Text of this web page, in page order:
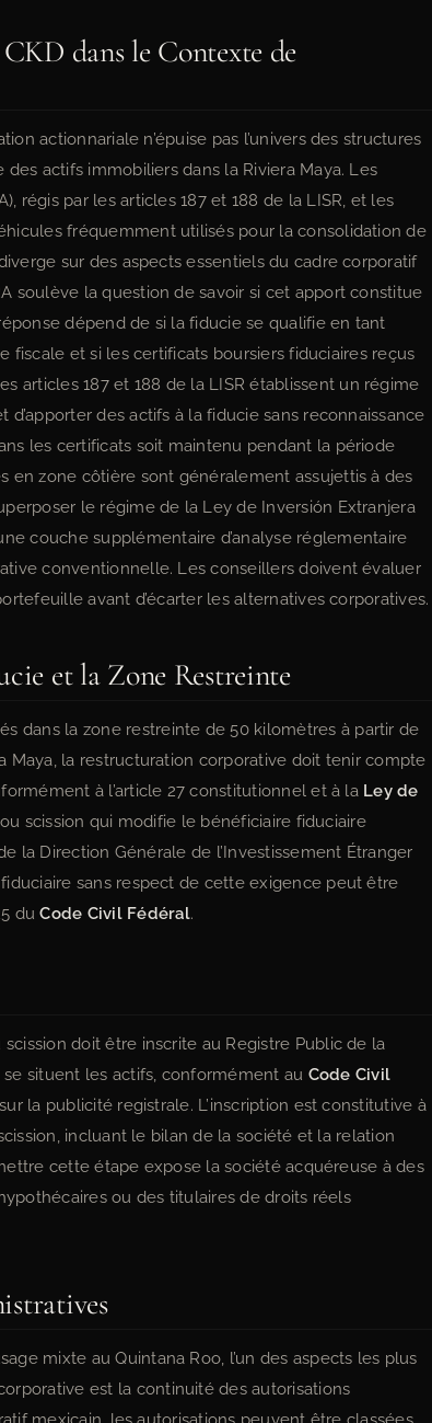
dans le Contexte de
actionnariale n’épuise pas l’univers des structures
actifs immobiliers dans la Riviera Maya. Les
régis par les articles 187 et 188 de la LISR, et les
fréquemment utilisés pour la consolidation de
sur des aspects essentiels du cadre corporatif
soulève la question de savoir si cet apport constitue
dépend de si la fiducie se qualifie en tant
fiscale et si les certificats boursiers fiduciaires reçus
articles 187 et 188 de la LISR établissent un régime
des actifs à la fiducie sans reconnaissance
les certificats soit maintenu pendant la période
en zone côtière sont généralement assujettis à des
le régime de la Ley de Inversión Extranjera
couche supplémentaire d’analyse réglementaire
conventionnelle. Les conseillers doivent évaluer
avant d’écarter les alternatives corporatives.
et la Zone Restreinte
dans la zone restreinte de 50 kilomètres à partir de
Maya, la restructuration corporative doit tenir compte
à l’article 27 constitutionnel et à la Ley de
scission qui modifie le bénéficiaire fiduciaire
la Direction Générale de l’Investissement Étranger
sans respect de cette exigence peut être
duCode Civil Fédéral.
doit être inscrite au Registre Public de la
situent les actifs, conformément au Code Civil
la publicité registrale. L’inscription est constitutive à
incluant le bilan de la société et la relation
cette étape expose la société acquéreuse à des
ou des titulaires de droits réels
mixte au Quintana Roo, l’un des aspects les plus
est la continuité des autorisations